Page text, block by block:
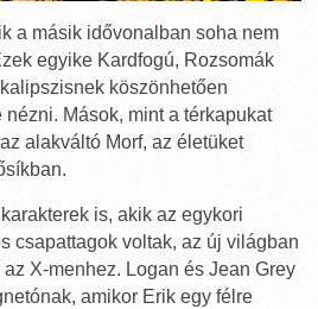
a másik idővonalban soha nem
egyike Kardfogú, Rozsomák
köszönhetően
nézni. Mások, mint a térkapukat
alakváltó Morf, az életüket
is, akik az egykori
csapattagok voltak, az új világban
X-menhez. Logan és Jean Grey
amikor Erik egy félre